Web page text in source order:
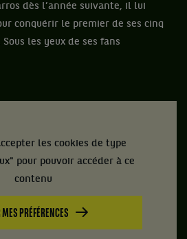
dès l’année suivante, il lui
conquérir le premier de ses cinq
les yeux de ses fans
les cookies de type
pour pouvoir accéder à ce
contenu
MES PRÉFÉRENCES